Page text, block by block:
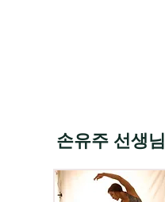
손유주 선생님